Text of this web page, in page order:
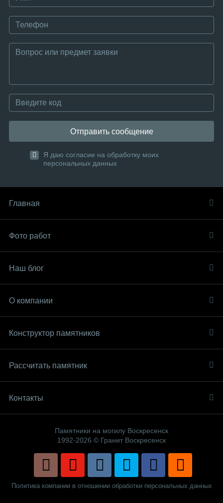
Отправить сообщение
Я даю согласие на обработку моих
персональных данных
Главная
Фото работ
Наш блог
О компании
Конструктор памятников
Рассчитать памятник
Контакты
Памятники на могилу Воскресенск
1992-2026 © Гранит Воскресенск
Политика компании в отношении обработки персональных данных